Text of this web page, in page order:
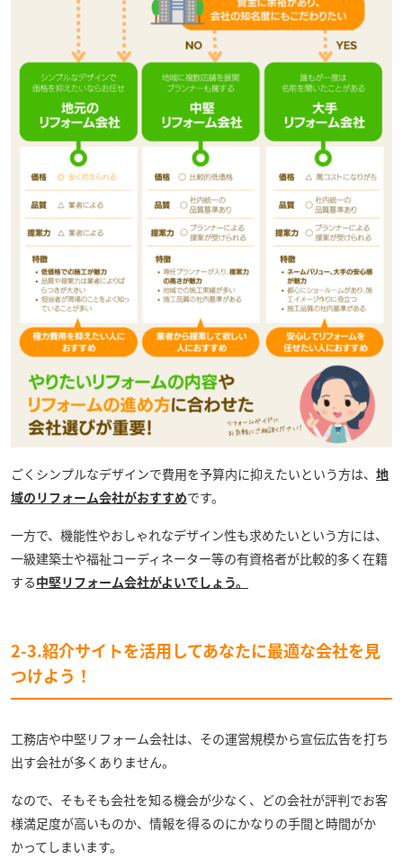
ごくシンプルなデザインで費用を予算内に抑えたいという方は、 地
域のリフォーム会社がおすすめです。
一方で、機能性やおしゃれなデザイン性も求めたいという方には、
一級建築士や福祉コーディネーター等の有資格者が比較的多く在籍
する中堅リフォーム会社がよいでしょう。
2-3.紹介サイトを活用してあなたに最適な会社を見
つけよう！
工務店や中堅リフォーム会社は、その運営規模から宣伝広告を打ち
出す会社が多くありません。
なので、そもそも会社を知る機会が少なく、どの会社が評判でお客
様満足度が高いものか、情報を得るのにかなりの手間と時間がか
かってしまいます。